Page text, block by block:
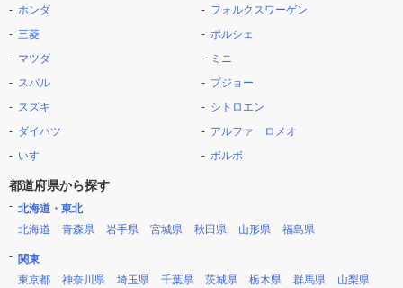
ホンダ
三菱
マツダ
スバル
スズキ
ダイハツ
いすゞ
フォルクスワーゲン
ポルシェ
ミニ
プジョー
シトロエン
アルファ ロメオ
ボルボ
都道府県から探す
北海道・東北
北海道
青森県 岩手県 宮城県 秋田県 山形県 福島県
関東
東京都
神奈川県 埼玉県 千葉県 茨城県 栃木県 群馬県 山梨県